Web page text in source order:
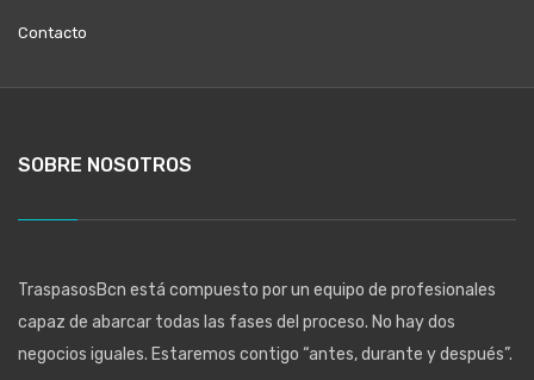
Contacto
SOBRE NOSOTROS
TraspasosBcn está compuesto por un equipo de profesionales
capaz de abarcar todas las fases del proceso. No hay dos
negocios iguales. Estaremos contigo “antes, durante y después”.